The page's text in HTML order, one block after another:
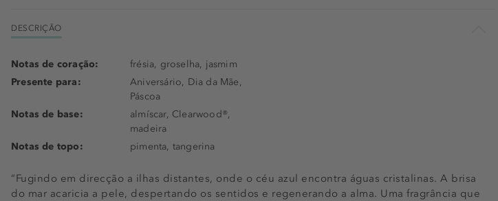
DESCRIÇÃO
“Fugindo em direcção a ilhas distantes, onde o céu azul encontra águas cristalinas. A brisa
do mar acaricia a pele, despertando os sentidos e regenerando a alma. Uma fragrância que
Notas de coração:
frésia, groselha, jasmim
Presente para:
Aniversário, Dia da Mãe,
Páscoa
Notas de base:
almíscar, Clearwood®,
madeira
Notas de topo:
pimenta, tangerina